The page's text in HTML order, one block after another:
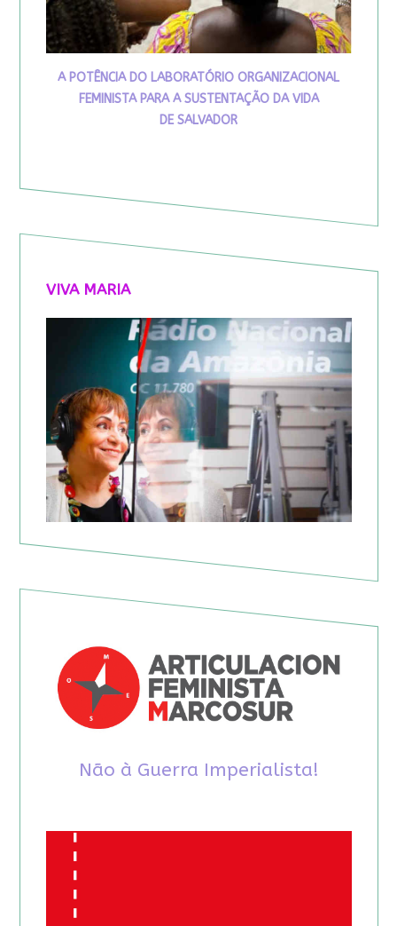
A POTÊNCIA DO LABORATÓRIO ORGANIZACIONAL
FEMINISTA PARA A SUSTENTAÇÃO DA VIDA
DE SALVADOR
VIVA MARIA
Não à Guerra Imperialista!